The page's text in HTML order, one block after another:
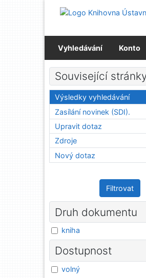
Přejít na menu
Vyhledávání Konto
Související
Výsledky vyhledávání
Zasílání novinek (SDI).
Upravit dotaz
Zdroje
Nový dotaz
Filtrovat
Druh dokumentu
kniha
Dostupnost
volný